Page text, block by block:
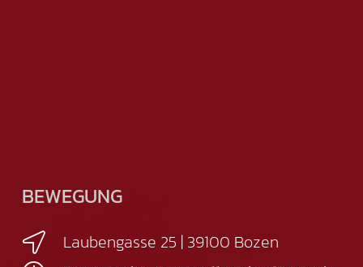
BEWEGUNG
Laubengasse 25 | 39100 Bozen